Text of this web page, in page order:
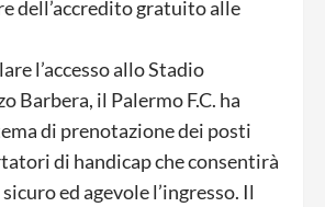
dell’accredito gratuito alle
l’accesso allo Stadio
Barbera, il Palermo F.C. ha
di prenotazione dei posti
di handicap che consentirà
ed agevole l’ingresso. Il